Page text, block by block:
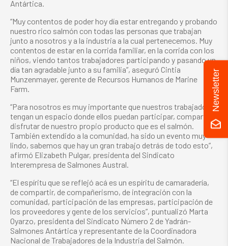
Antártica.
“Muy contentos de poder hoy día estar entregando y probando
nuestro rico salmón con todas las personas que trabajan
junto a nosotros y a la industria a la cual pertenecemos. Muy
contentos de estar en la corrida familiar, en la corrida con los
niños, viendo tantos trabajadores participando y pasando un
día tan agradable junto a su familia”, aseguró Cintia
Munzenmayer, gerente de Recursos Humanos de Marine
Farm.
“Para nosotros es muy importante que nuestros trabajadores
tengan un espacio donde ellos puedan participar, compartir y
disfrutar de nuestro propio producto que es el salmón.
También extendido a la comunidad, ha sido un evento muy
lindo, sabemos que hay un gran trabajo detrás de todo esto”,
afirmó Elizabeth Pulgar, presidenta del Sindicato
Interempresa de Salmones Austral.
“El espíritu que se reflejó acá es un espíritu de camaradería,
de compartir, de compañerismo, de integración con la
comunidad, participación de las empresas, participación de
los proveedores y gente de los servicios”, puntualizó Marta
Oyarzo, presidenta del Sindicato Número 2 de Yadrán-
Salmones Antártica y representante de la Coordinadora
Nacional de Trabajadores de la Industria del Salmón.
Newsletter